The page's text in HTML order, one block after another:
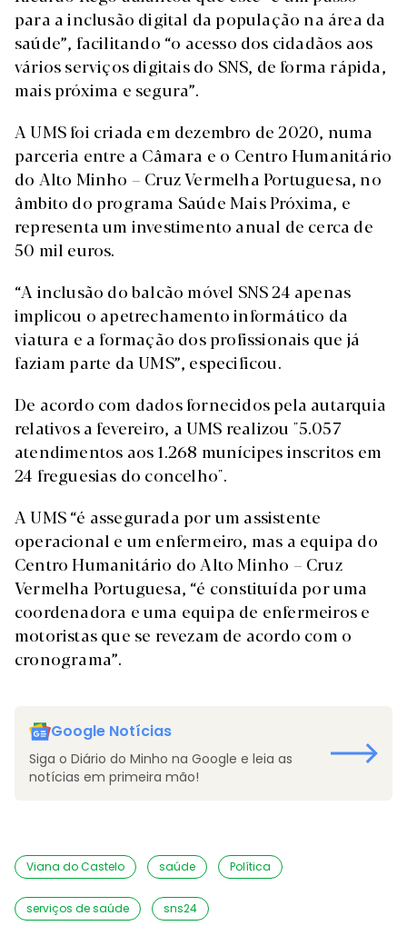
para a inclusão digital da população na área da
saúde”, facilitando “o acesso dos cidadãos aos
vários serviços digitais do SNS, de forma rápida,
mais próxima e segura”.
A UMS foi criada em dezembro de 2020, numa
parceria entre a Câmara e o Centro Humanitário
do Alto Minho – Cruz Vermelha Portuguesa, no
âmbito do programa Saúde Mais Próxima, e
representa um investimento anual de cerca de
50 mil euros.
“A inclusão do balcão móvel SNS 24 apenas
implicou o apetrechamento informático da
viatura e a formação dos profissionais que já
faziam parte da UMS”, especificou.
De acordo com dados fornecidos pela autarquia
relativos a fevereiro, a UMS realizou "5.057
atendimentos aos 1.268 munícipes inscritos em
24 freguesias do concelho".
A UMS “é assegurada por um assistente
operacional e um enfermeiro, mas a equipa do
Centro Humanitário do Alto Minho – Cruz
Vermelha Portuguesa, “é constituída por uma
coordenadora e uma equipa de enfermeiros e
motoristas que se revezam de acordo com o
cronograma”.
Google Notícias
Siga o Diário do Minho na Google e leia as
notícias em primeira mão!
Viana do Castelo saúde Política
serviços de saúde sns24